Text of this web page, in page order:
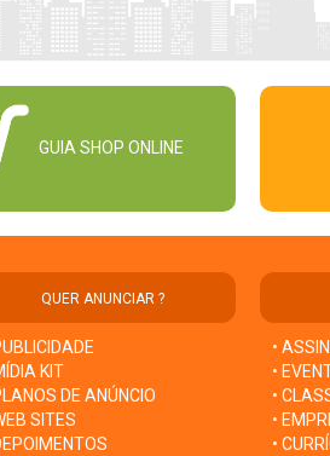
GUIA SHOP ONLINE
QUER ANUNCIAR ?
KIT
DE ANÚNCIO
SITES
•
•
•
•
•